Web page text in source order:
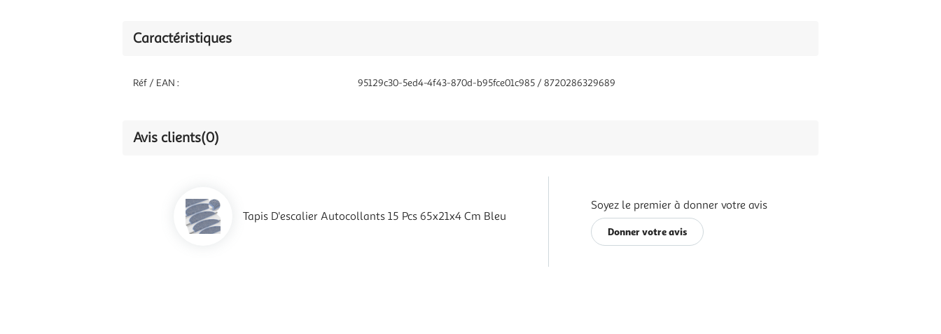
Caractéristiques
Réf / EAN : 95129c30-5ed4-4f43-870d-b95fce01c985 / 8720286329689
Avis clients(0)
Tapis D'escalier Autocollants 15 Pcs 65x21x4 Cm Bleu
Soyez le premier à donner votre avis
Donner votre avis